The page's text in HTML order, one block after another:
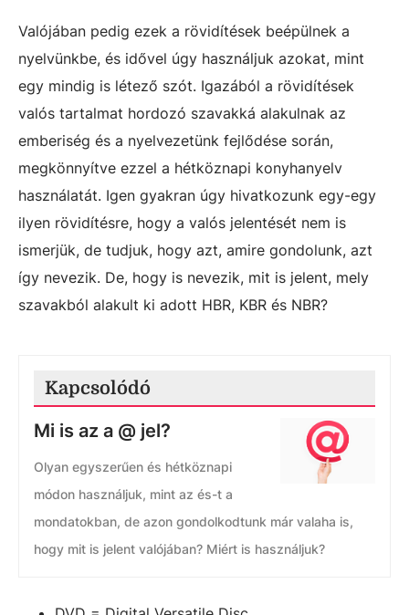
Valójában pedig ezek a rövidítések beépülnek a
nyelvünkbe, és idővel úgy használjuk azokat, mint
egy mindig is létező szót. Igazából a rövidítések
valós tartalmat hordozó szavakká alakulnak az
emberiség és a nyelvezetünk fejlődése során,
megkönnyítve ezzel a hétköznapi konyhanyelv
használatát. Igen gyakran úgy hivatkozunk egy-egy
ilyen rövidítésre, hogy a valós jelentését nem is
ismerjük, de tudjuk, hogy azt, amire gondolunk, azt
így nevezik. De, hogy is nevezik, mit is jelent, mely
szavakból alakult ki adott HBR, KBR és NBR?
Kapcsolódó
Mi is az a @ jel?
Olyan egyszerűen és hétköznapi
módon használjuk, mint az és-t a
mondatokban, de azon gondolkodtunk már valaha is,
hogy mit is jelent valójában? Miért is használjuk?